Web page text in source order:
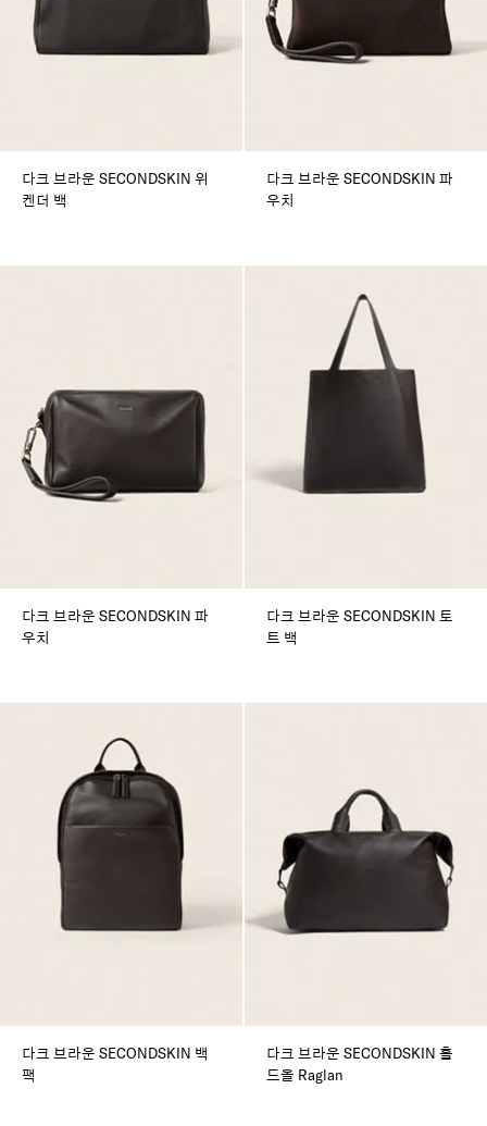
다크 브라운 SECONDSKIN 위
켄더 백
다크 브라운 SECONDSKIN 파
우치
다크 브라운 SECONDSKIN 파
우치
다크 브라운 SECONDSKIN 토
트 백
다크 브라운 SECONDSKIN 백
팩
다크 브라운 SECONDSKIN 홀
드올 Raglan